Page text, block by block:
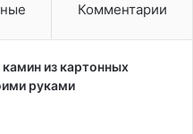
Комментарии
камин из картонных
руками